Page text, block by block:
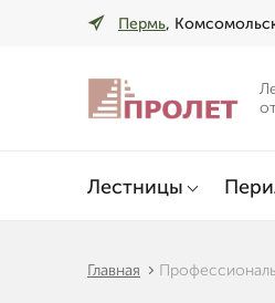
Пермь,
Лестницы
Главная